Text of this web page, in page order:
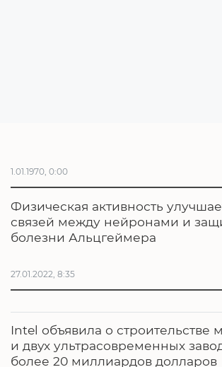
1.01.1970, 0:00
Физическая активность
связей между нейронами и
болезни Альцгеймера
27.01.2022, 8:35
Intel объявила о строительстве
и двух ультрасовременных
более 20 миллиардов долларов